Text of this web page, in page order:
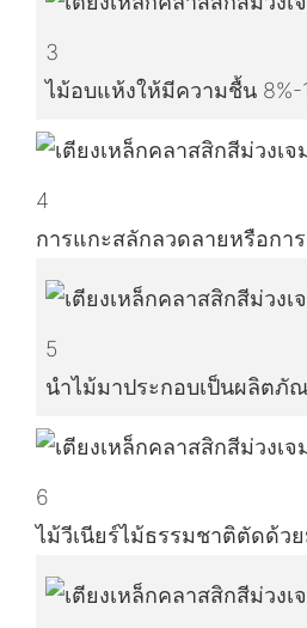
3
ไม้อบแห้งให้มีความชื้น 8%-
4
การแกะสลักลวดลายหรือกา
5
นำไม้มาประกอบเป็นผลิตภั
6
ไม้วีเนียร์ไม้ธรรมชาติตัดด้ว